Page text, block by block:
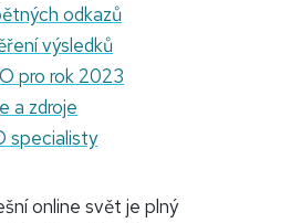
odkazů
výsledků
pro rok 2023
a zdroje
specialisty
online svět je plný